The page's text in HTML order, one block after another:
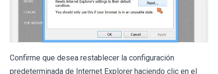
Confirme que desea restablecer la configuración
predeterminada de Internet Explorer haciendo clic en el